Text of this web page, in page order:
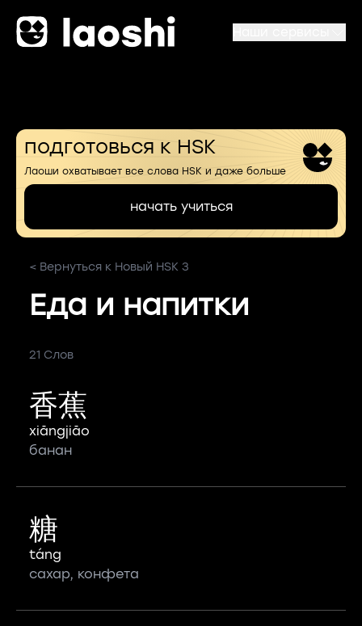
подготовься к HSK
Лаоши охватывает все слова HSK и даже больше
начать учиться
< Вернуться к Новый HSK 3
Еда и напитки
21 Слов
香蕉
xiāngjiāo
банан
糖
táng
сахар, конфета